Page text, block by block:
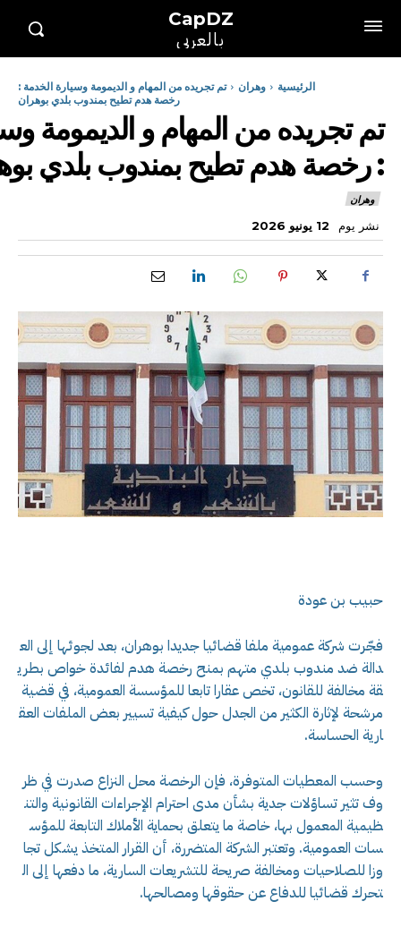
CapDZ
بالعربي
الرئيسية وهران
تم تجريده من المهام و الديمومة وسيارة الخدمة :
رخصة هدم تطيح بمندوب بلدي بوهران
تم تجريده من المهام و الديمومة
: رخصة هدم تطيح بمندوب بلدي
وهران
نشر يوم 12 يونيو 2026
حبيب بن عودة
فجّرت شركة عمومية ملفا قضائيا جديدا بوهران، بعد لجوئها إلى الع
دالة ضد مندوب بلدي متهم بمنح رخصة هدم لفائدة خواص بطري
قة مخالفة للقانون، تخص عقارا تابعا للمؤسسة العمومية، في قضية
مرشحة لإثارة الكثير من الجدل حول كيفية تسيير بعض الملفات العق
ارية الحساسة.
وحسب المعطيات المتوفرة، فإن الرخصة محل النزاع صدرت في ظر
وف تثير تساؤلات جدية بشأن مدى احترام الإجراءات القانونية والتن
ظيمية المعمول بها، خاصة ما يتعلق بحماية الأملاك التابعة للمؤس
سات العمومية. وتعتبر الشركة المتضررة، أن القرار المتخذ يشكل تجا
وزا للصلاحيات ومخالفة صريحة للتشريعات السارية، ما دفعها إلى ال
تحرك قضائيا للدفاع عن حقوقها ومصالحها.